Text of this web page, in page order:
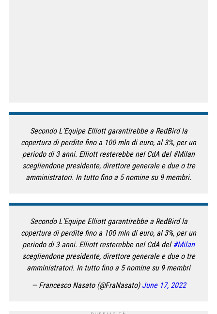
Secondo L’Equipe Elliott garantirebbe a RedBird la
copertura di perdite fino a 100 mln di euro, al 3%, per un
periodo di 3 anni. Elliott resterebbe nel CdA del #Milan
scegliendone presidente, direttore generale e due o tre
amministratori. In tutto fino a 5 nomine su 9 membri.
Secondo L’Equipe Elliott garantirebbe a RedBird la
copertura di perdite fino a 100 mln di euro, al 3%, per un
periodo di 3 anni. Elliott resterebbe nel CdA del #Milan
scegliendone presidente, direttore generale e due o tre
amministratori. In tutto fino a 5 nomine su 9 membri
— Francesco Nasato (@FraNasato) June 17, 2022